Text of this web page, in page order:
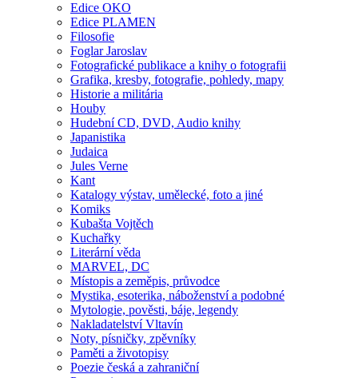
Edice OKO
Edice PLAMEN
Filosofie
Foglar Jaroslav
Fotografické publikace a knihy o fotografii
Grafika, kresby, fotografie, pohledy, mapy
Historie a militária
Houby
Hudební CD, DVD, Audio knihy
Japanistika
Judaica
Jules Verne
Kant
Katalogy výstav, umělecké, foto a jiné
Komiks
Kubašta Vojtěch
Kuchařky
Literární věda
MARVEL, DC
Místopis a zeměpis, průvodce
Mystika, esoterika, náboženství a podobné
Mytologie, pověsti, báje, legendy
Nakladatelství Vltavín
Noty, písničky, zpěvníky
Paměti a životopisy
Poezie česká a zahraniční